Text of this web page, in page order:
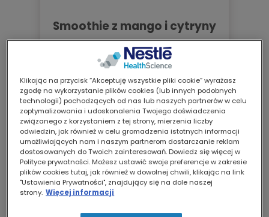
smoothie z mango i cytryny
Pokaż przepis
Klikając na przycisk “Akceptuję wszystkie pliki cookie” wyrażasz
zgodę na wykorzystanie plików cookies (lub innych podobnych
technologii) pochodzących od nas lub naszych partnerów w celu
zoptymalizowania i udoskonalenia Twojego doświadczenia
związanego z korzystaniem z tej strony, mierzenia liczby
odwiedzin, jak również w celu gromadzenia istotnych informacji
umożliwiających nam i naszym partnerom dostarczanie reklam
dostosowanych do Twoich zainteresowań. Dowiedz się więcej w
Polityce prywatności. Możesz ustawić swoje preferencje w zakresie
plików cookies tutaj, jak również w dowolnej chwili, klikając na link
"Ustawienia Prywatności", znajdujący się na dole naszej
strony. Więcej informacji